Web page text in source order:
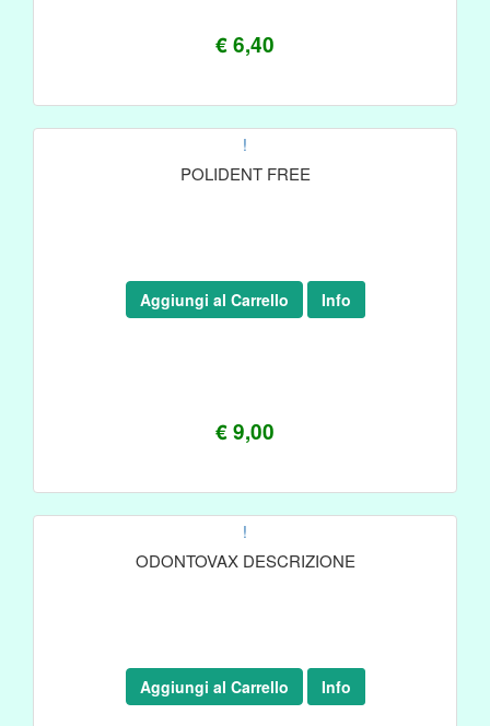
€ 6,40
!
POLIDENT FREE
€ 9,00
Aggiungi al Carrello Info
!
ODONTOVAX DESCRIZIONE
Aggiungi al Carrello Info